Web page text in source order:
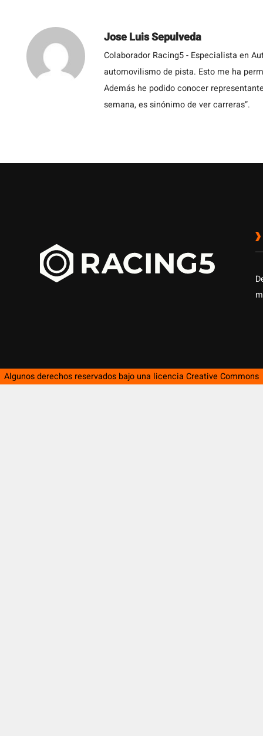
Jose Luis Sepulveda
Colaborador Racing5 - Especialista en
automovilismo de pista. Esto me ha
Además he podido conocer
semana, es sinónimo de ver carreras”.
Algunos derechos reservados bajo una licencia Creative Commons